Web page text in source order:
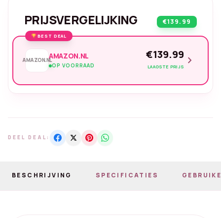
PRIJSVERGELIJKING €139.99
BEST DEAL
AMAZON.NLAMAZON.NL
OP VOORRAAD
€139.99
LAAGSTE PRIJS chevron_right
DEEL DEAL:
BESCHRIJVING SPECIFICATIES